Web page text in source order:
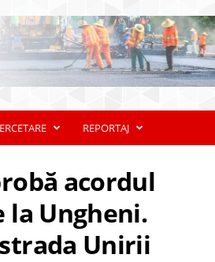
REPORTAJ
acordul
la Ungheni.
Unirii